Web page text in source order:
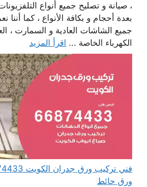
، صيانة و تصليح جميع أنواع
بعدة أحجام و بكافة الأنواع ، كما أننا
جميع الشاشات العادية و السمارت ،
الكهرباء الخاصة ... اقرأ المزيد
ورق حائط